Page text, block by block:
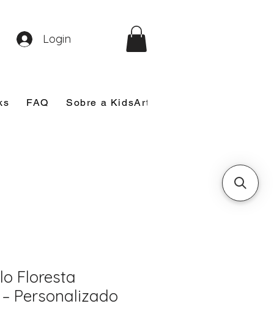
FAQ Sobre a KidsArt
Login
Floresta
Personalizado